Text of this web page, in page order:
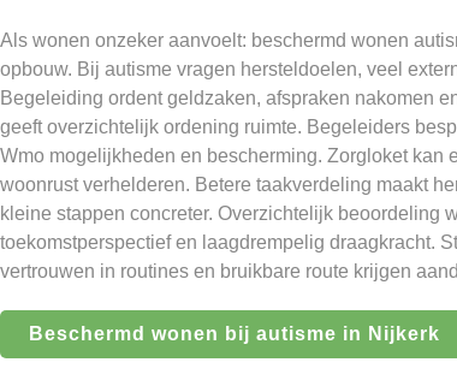
Als wonen onzeker aanvoelt: beschermd wonen
opbouw. Bij autisme vragen hersteldoelen, veel
Begeleiding ordent geldzaken, afspraken nakomen
geeft overzichtelijk ordening ruimte. Begeleiders
Wmo mogelijkheden en bescherming. Zorgloket kan
woonrust verhelderen. Betere taakverdeling maakt
kleine stappen concreter. Overzichtelijk beoordeling
toekomstperspectief en laagdrempelig draagkracht.
vertrouwen in routines en bruikbare route krijgen
Beschermd wonen bij autisme in Nijkerk